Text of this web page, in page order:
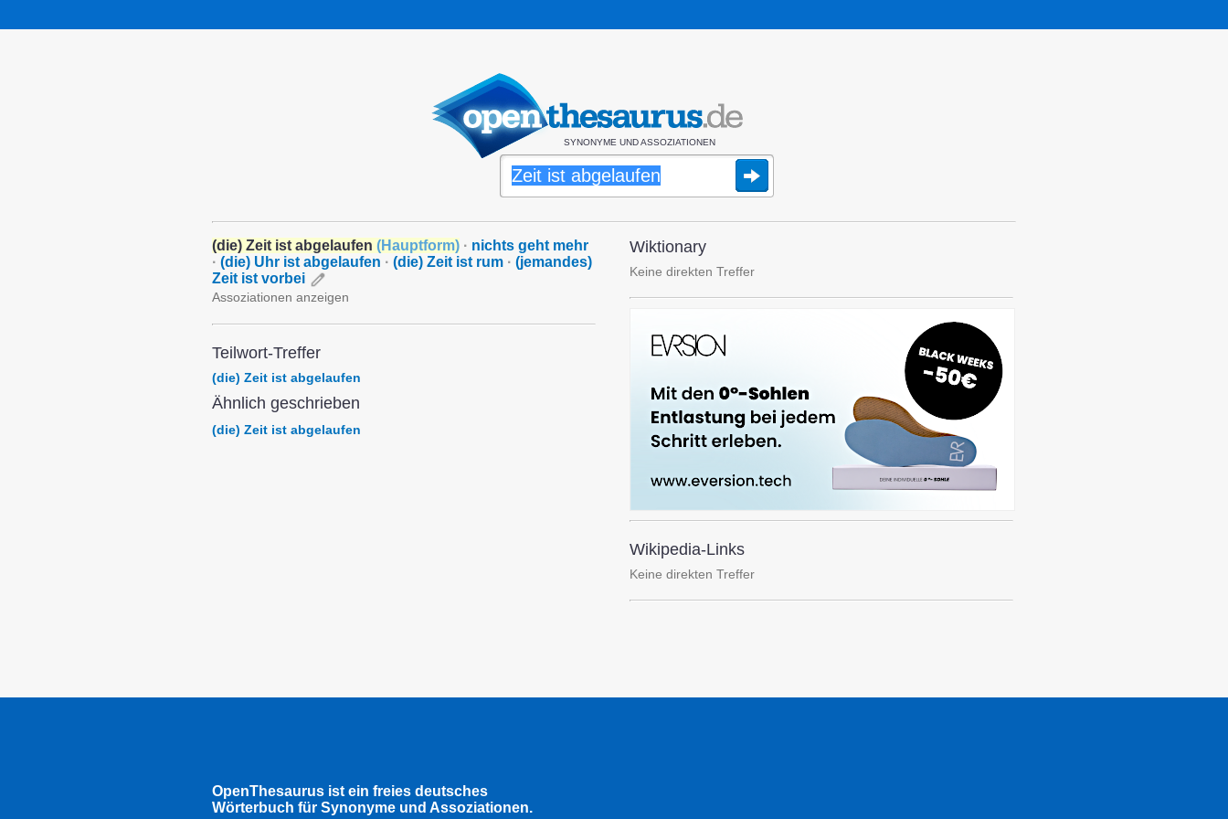
SYNONYME UND ASSOZIATIONEN
(die) Zeit ist abgelaufen (Hauptform) · nichts geht mehr
· (die) Uhr ist abgelaufen · (die) Zeit ist rum · (jemandes)
Zeit ist vorbei
Assoziationen anzeigen
Teilwort-Treffer
(die) Zeit ist abgelaufen
Ähnlich geschrieben
(die) Zeit ist abgelaufen
Wiktionary
Keine direkten Treffer
Wikipedia-Links
Keine direkten Treffer
OpenThesaurus ist ein freies deutsches
Wörterbuch für Synonyme und Assoziationen.